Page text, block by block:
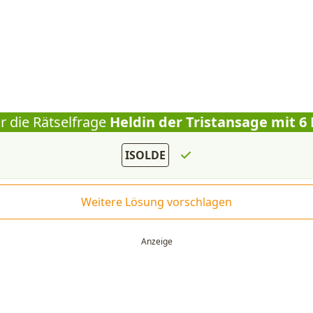
die Rätselfrage Heldin der Tristansage mit 6
ISOLDE
Weitere Lösung vorschlagen